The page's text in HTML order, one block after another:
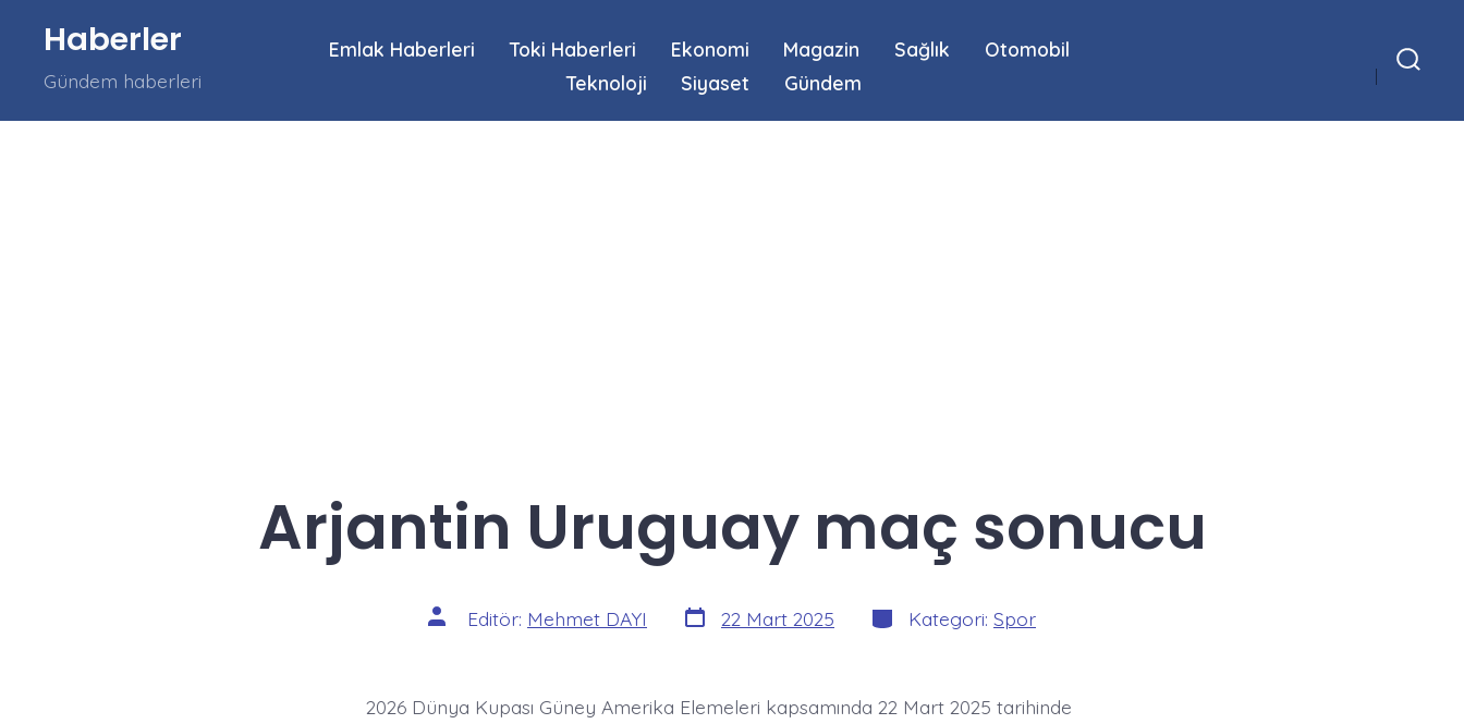
Arama
Göster/Gizle
Haberler
Gündem haberleri
Emlak Haberleri Toki Haberleri Ekonomi Magazin Sağlık
Otomobil
Teknoloji
Siyaset Gündem
Arjantin Uruguay maç sonucu
Yazının
yazarı
Editör: Mehmet DAYI Yazı
tarihi
22 Mart 2025 Kategoriler
Kategori: Spor
2026 Dünya Kupası Güney Amerika Elemeleri kapsamında 22 Mart 2025 tarihinde